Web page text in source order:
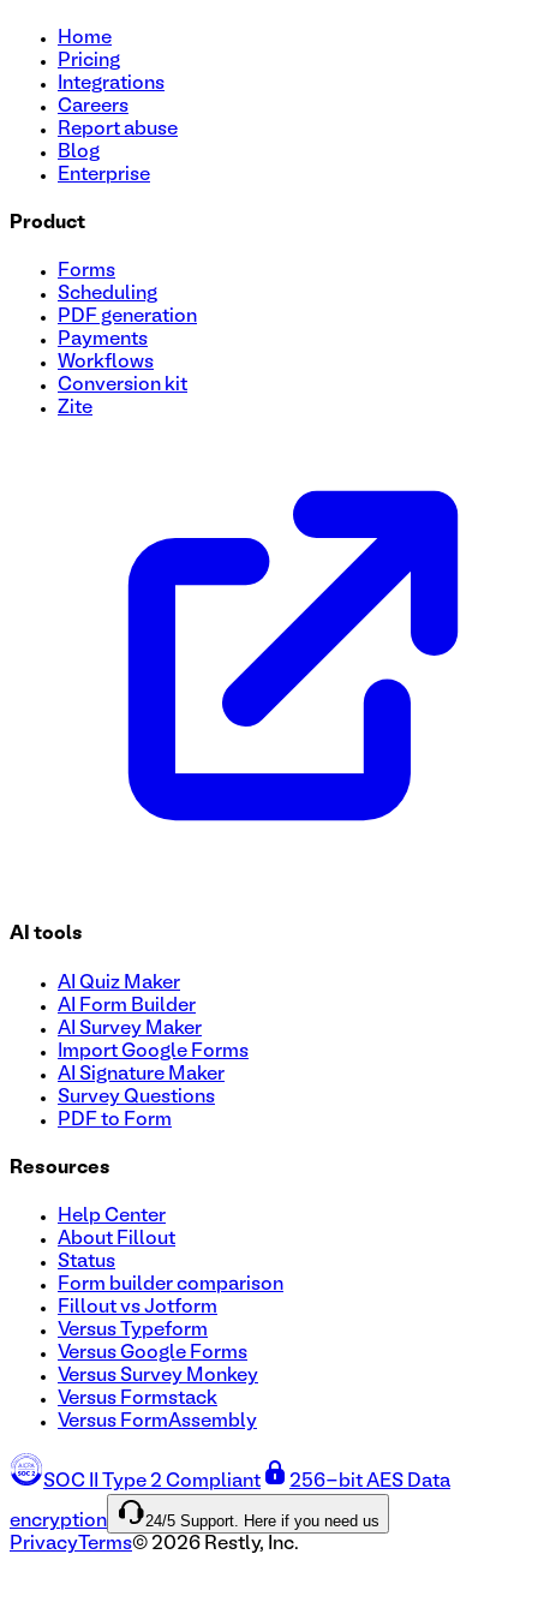
Simplifique su proceso de pago con esta plantilla de
resúmenes de pedidos de forma clara y organizada. Con
transacciones, reducir errores y mejorar la experiencia del
Home
Pricing
Integrations
Careers
Report abuse
Blog
Enterprise
Product
Forms
Scheduling
PDF generation
Payments
Workflows
Conversion kit
Zite
AI tools
AI Quiz Maker
AI Form Builder
AI Survey Maker
Import Google Forms
AI Signature Maker
Survey Questions
PDF to Form
Resources
Help Center
About Fillout
Status
Form builder comparison
Fillout vs Jotform
Versus Typeform
Versus Google Forms
Versus Survey Monkey
Versus Formstack
Versus FormAssembly
SOC II Type 2 Compliant 256-bit AES Data
encryption 24/5 Support. Here if you need us
Privacy Terms© 2026 Restly, Inc.